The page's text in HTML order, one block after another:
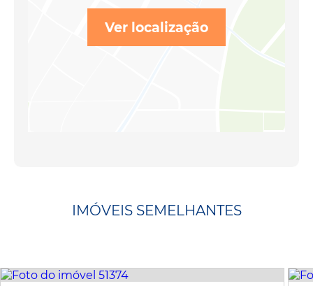
Ver localização
IMÓVEIS SEMELHANTES